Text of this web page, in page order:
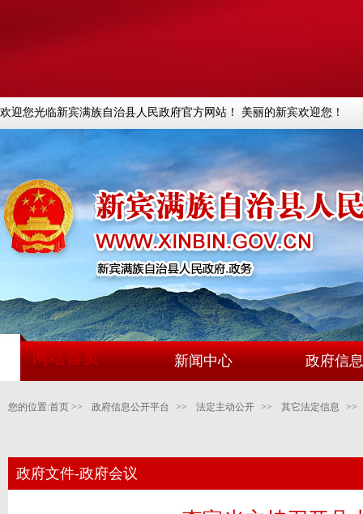
欢迎您光临新宾满族自治县人民政府官方网站！ 美丽的新宾欢迎您！
网站首页 新闻中心 政府信
您的位置:首页 >> 政府信息公开平台 >> 法定主动公开 >> 其它法定信息 >>
政府文件-政府会议